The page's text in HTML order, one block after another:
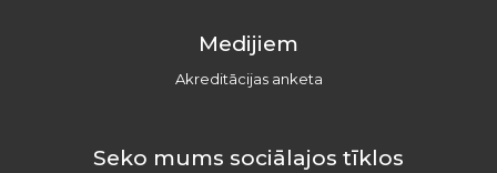
Medijiem
Akreditācijas anketa
Seko mums sociālajos tīklos